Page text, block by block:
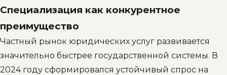
Специализация как конкурентное
преимущество
Частный рынок юридических услуг развивается
значительно быстрее государственной системы. В
2024 году сформировался устойчивый спрос на